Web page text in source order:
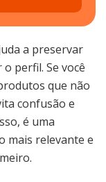
a preservar
perfil. Se você
que não
confusão e
é uma
mais relevante e